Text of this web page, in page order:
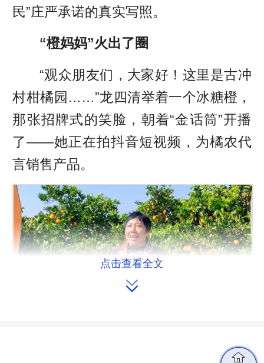
民”庄严承诺的真实写照。
“橙妈妈”火出了圈
“观众朋友们，大家好！这里是古冲
村柑橘园……”龙四清举着一个冰糖橙，
那张招牌式的笑脸，朝着“金话筒”开播
了——她正在拍抖音短视频，为橘农代
言销售产品。
点击查看全文
